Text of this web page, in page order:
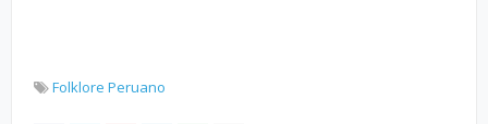
Folklore Peruano